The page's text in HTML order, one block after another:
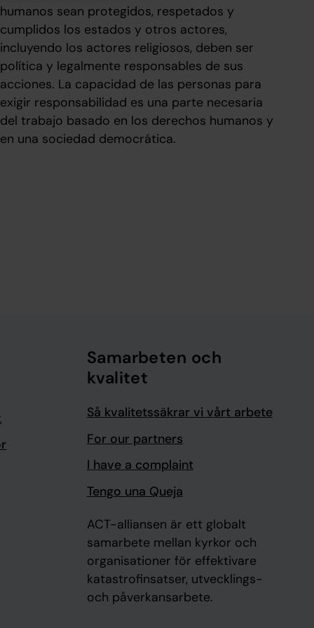
humanos sean protegidos, respetados y
cumplidos los estados y otros actores,
incluyendo los actores religiosos, deben ser
política y legalmente responsables de sus
acciones. La capacidad de las personas para
exigir responsabilidad es una parte necesaria
del trabajo basado en los derechos humanos y
en una sociedad democrática.
Samarbeten och
kvalitet
Så kvalitetssäkrar vi vårt arbete
For our partners
I have a complaint
Tengo una Queja
ACT-alliansen är ett globalt
samarbete mellan kyrkor och
organisationer för effektivare
katastrofinsatser, utvecklings-
och påverkansarbete.